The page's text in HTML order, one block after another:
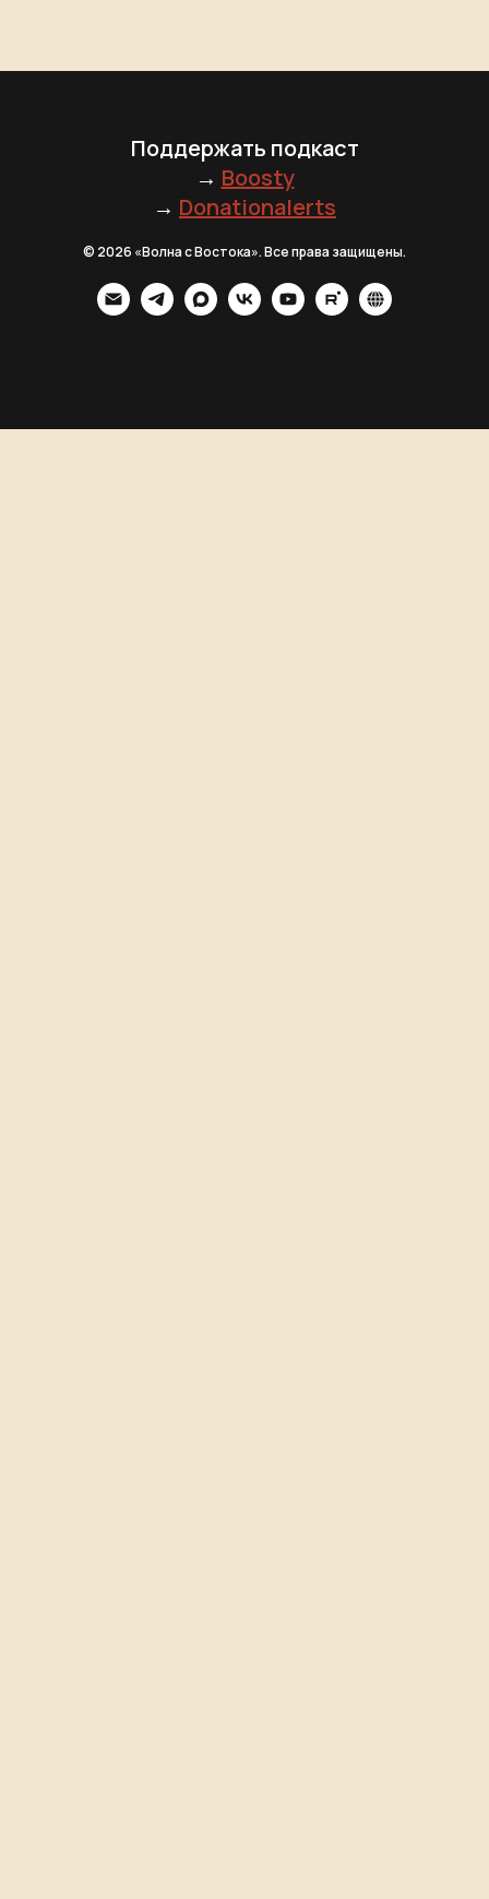
Поддержать подкаст
→ Boosty
→ Donationalerts
© 2026 «Волна с Востока». Все права защищены.